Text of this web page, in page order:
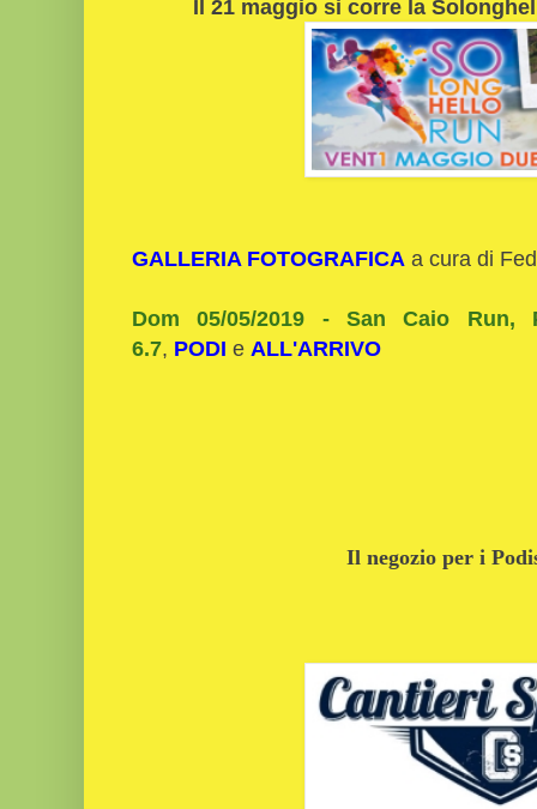
Il 21 maggio si corre la
GALLERIA FOTOGRAFICA a cura di
Dom 05/05/2019 - San Caio Run,
6.7, PODI e ALL'ARRIVO
Il negozio per i